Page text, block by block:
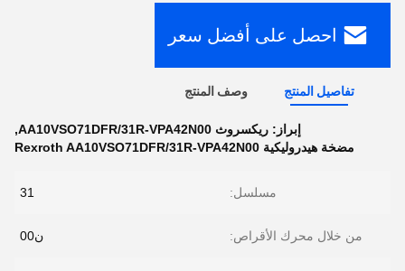
احصل على أفضل سعر
تفاصيل المنتج وصف المنتج
إبراز: ريكسروث AA10VSO71DFR/31R-VPA42N00
,
مضخة هيدروليكية Rexroth AA10VSO71DFR/31R-VPA42N00
مسلسل: 31
من خلال محرك الأقراص: ن00